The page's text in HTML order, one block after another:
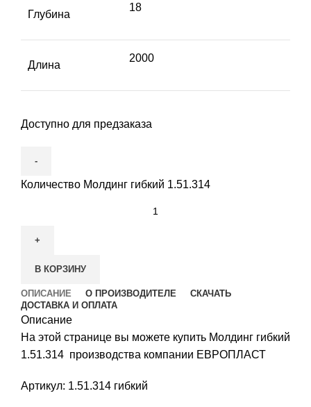
Глубина
18
Длина
2000
Доступно для предзаказа
Количество Молдинг гибкий 1.51.314
В КОРЗИНУ
ОПИСАНИЕ О ПРОИЗВОДИТЕЛЕ
СКАЧАТЬ
ДОСТАВКА И ОПЛАТА
Описание
На этой странице вы можете купить Молдинг гибкий
1.51.314 производства компании ЕВРОПЛАСТ
Артикул: 1.51.314 гибкий